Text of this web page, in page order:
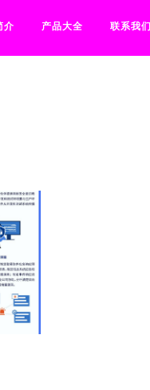
介 产品大全 联系我们